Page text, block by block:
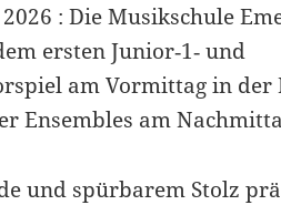
: Die Musikschule
ersten Junior‑1‑ und
am Vormittag in
Ensembles am
und spürbarem Stolz